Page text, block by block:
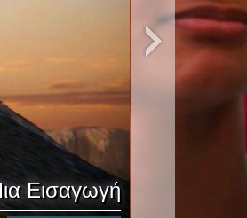
Εισαγωγή